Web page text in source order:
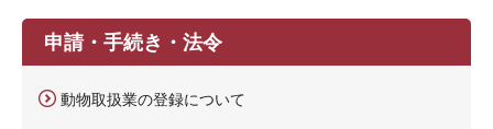
申請・手続き・法令
動物取扱業の登録について